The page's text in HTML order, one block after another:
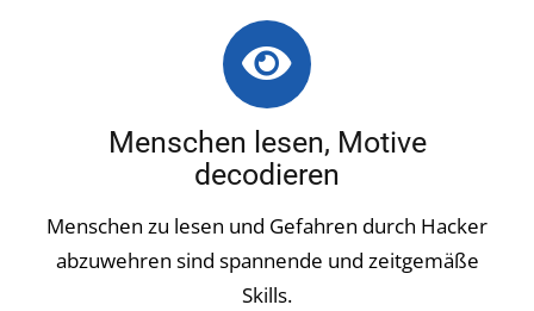
Menschen lesen, Motive
decodieren
Menschen zu lesen und Gefahren durch Hacker
abzuwehren sind spannende und zeitgemäße
Skills.